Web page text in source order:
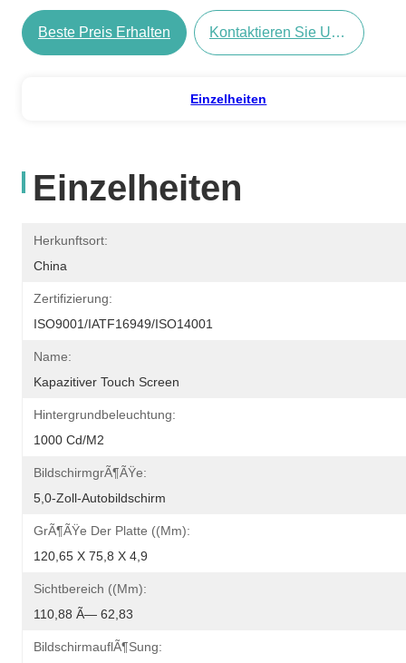
Beste Preis Erhalten Kontaktieren Sie Uns Jetzt
Einzelheiten
Einzelheiten
Herkunftsort:
China
Zertifizierung:
ISO9001/IATF16949/ISO14001
Name:
Kapazitiver Touch Screen
Hintergrundbeleuchtung:
1000 Cd/m2
BildschirmgrÃ¶ÃŸe:
5,0-Zoll-Autobildschirm
GrÃ¶ÃŸe Der Platte ((mm):
120,65 X 75,8 X 4,9
Sichtbereich ((mm):
110,88 Ã— 62,83
BildschirmauflÃ¶sung: